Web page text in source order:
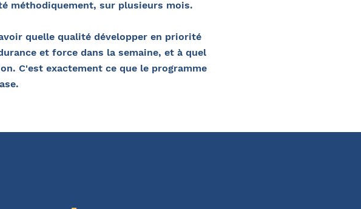
méthodiquement, sur plusieurs mois.
quelle qualité développer en priorité
et force dans la semaine, et à quel
C'est exactement ce que le programme